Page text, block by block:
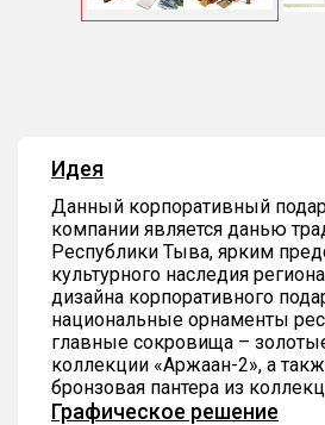
Идея
Данный корпоративный
компании является данью
Республики Тыва, ярким
культурного наследия
дизайна корпоративного
национальные орнаменты
главные сокровища –
коллекции «Аржаан-2», а
бронзовая пантера из
Графическое решение